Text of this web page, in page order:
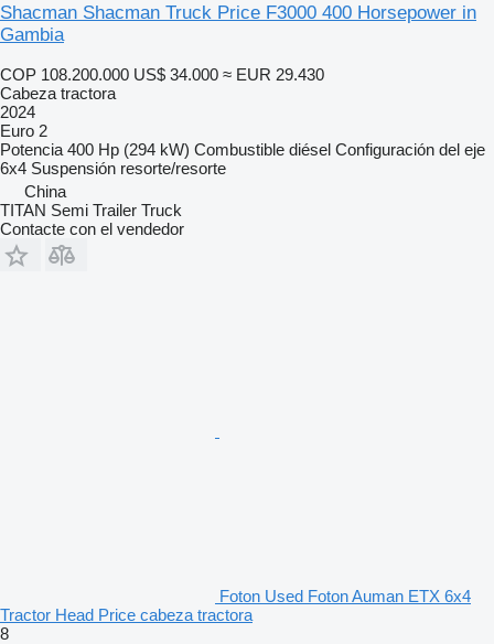
Shacman Shacman Truck Price F3000 400 Horsepower in
Gambia
COP 108.200.000 US$ 34.000 ≈ EUR 29.430
Cabeza tractora
2024
Euro 2
Potencia 400 Hp (294 kW) Combustible diésel Configuración del eje
6x4 Suspensión resorte/resorte
China
TITAN Semi Trailer Truck
Contacte con el vendedor
Foton Used Foton Auman ETX 6x4
Tractor Head Price cabeza tractora
8